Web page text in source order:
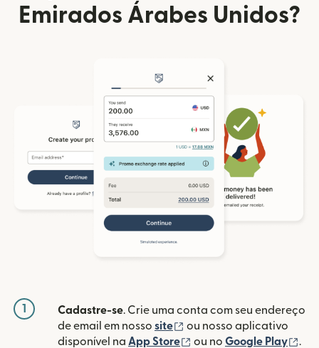
Emirados Árabes Unidos?
1 Cadastre-se. Crie uma conta com seu endereço
de email em nosso site (abre em uma nova
ou nosso aplicativo
disponível na App Store (abre em uma nova
ou no Google Play .